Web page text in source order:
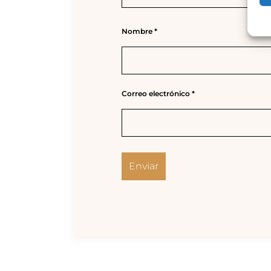
Nombre *
Correo electrónico *